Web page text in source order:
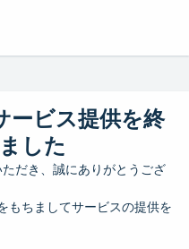
ービス提供を終
した
だき、誠にありがとうござ
もちましてサービスの提供を